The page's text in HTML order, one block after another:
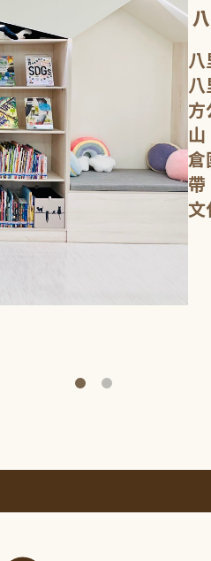
方
山
倉
帶